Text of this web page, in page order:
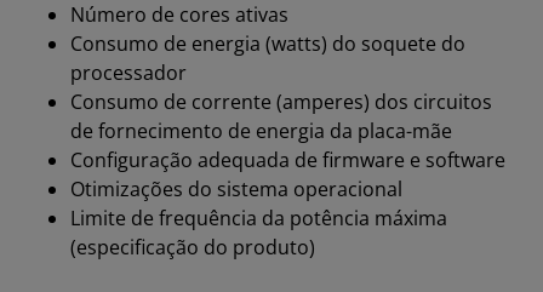
Número de cores ativas
Consumo de energia (watts) do soquete do
processador
Consumo de corrente (amperes) dos circuitos
de fornecimento de energia da placa-mãe
Configuração adequada de firmware e software
Otimizações do sistema operacional
Limite de frequência da potência máxima
(especificação do produto)